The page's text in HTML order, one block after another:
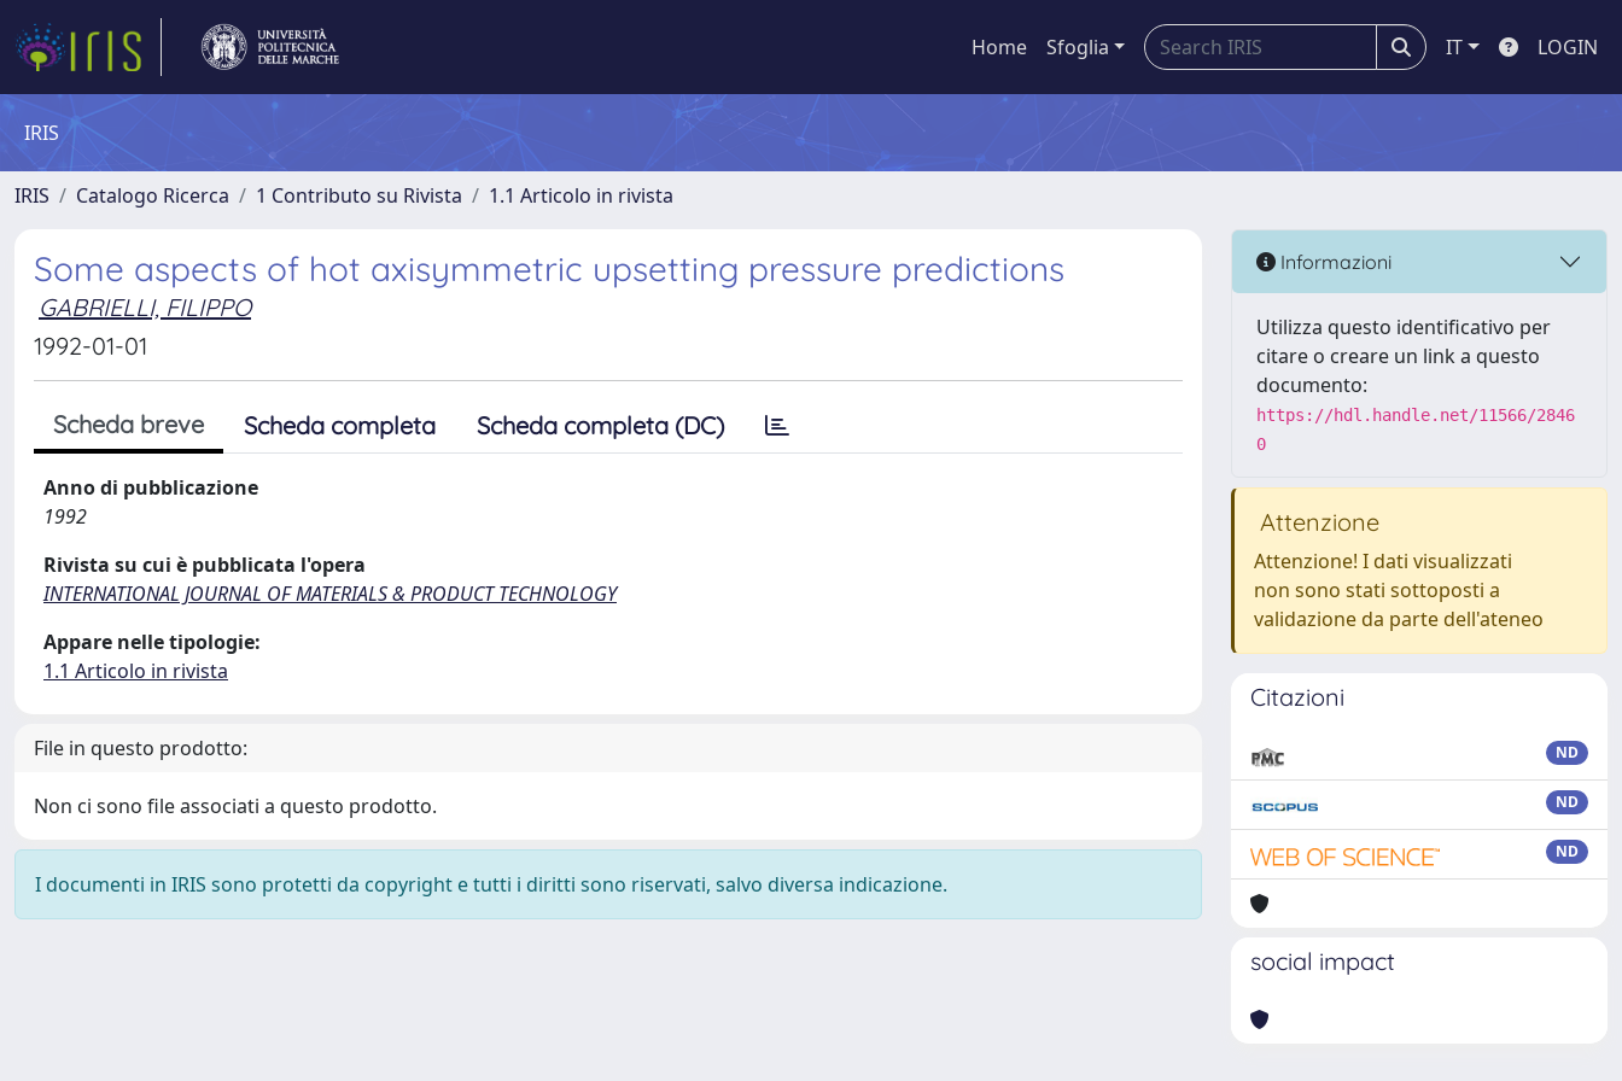
Home Sfoglia IT LOGIN
IRIS
IRIS Catalogo Ricerca 1 Contributo su Rivista 1.1 Articolo in rivista
Some aspects of hot axisymmetric upsetting pressure predictions
GABRIELLI, FILIPPO
1992-01-01
Scheda breve Scheda completa Scheda completa (DC)
Anno di pubblicazione
1992
Rivista su cui è pubblicata l'opera
INTERNATIONAL JOURNAL OF MATERIALS & PRODUCT TECHNOLOGY
Appare nelle tipologie:
1.1 Articolo in rivista
File in questo prodotto:
Non ci sono file associati a questo prodotto.
I documenti in IRIS sono protetti da copyright e tutti i diritti sono riservati, salvo diversa indicazione.
Informazioni
Utilizza questo identificativo per
citare o creare un link a questo
documento:
https://hdl.handle.net/11566/2846
0
Attenzione
Attenzione! I dati visualizzati
non sono stati sottoposti a
validazione da parte dell'ateneo
Citazioni
ND
ND
ND
social impact